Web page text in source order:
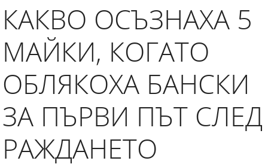
КАКВО ОСЪЗНАХА 5
МАЙКИ, КОГАТО
ОБЛЯКОХА БАНСКИ
ЗА ПЪРВИ ПЪТ СЛЕД
РАЖДАНЕТО